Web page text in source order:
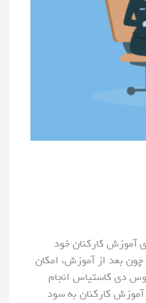
آموزش کارکنان خود
چون بعد از آموزش، امکان
دی کاستیاس انجام
کارکنان به سود